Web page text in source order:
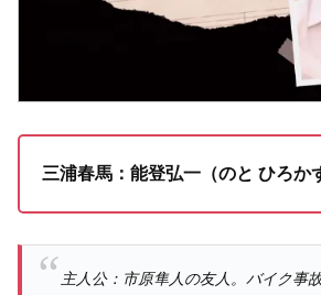
三浦春馬：能登弘一（のと ひろか
主人公：市原隼人の友人。バイク事